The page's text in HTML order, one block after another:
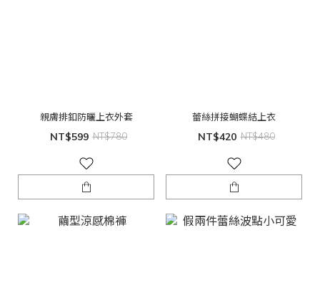
親膚排釦防曬上衣外套
NT$599 NT$780
蕾絲拼接蝴蝶結上衣
NT$420 NT$480